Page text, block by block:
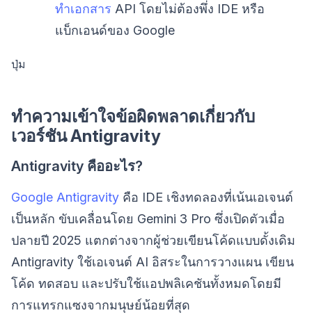
ทำเอกสาร API โดยไม่ต้องพึ่ง IDE หรือ
แบ็กเอนด์ของ Google
ปุ่ม
ทำความเข้าใจข้อผิดพลาดเกี่ยวกับ
เวอร์ชัน Antigravity
Antigravity คืออะไร?
Google Antigravity คือ IDE เชิงทดลองที่เน้นเอเจนต์
เป็นหลัก ขับเคลื่อนโดย Gemini 3 Pro ซึ่งเปิดตัวเมื่อ
ปลายปี 2025 แตกต่างจากผู้ช่วยเขียนโค้ดแบบดั้งเดิม
Antigravity ใช้เอเจนต์ AI อิสระในการวางแผน เขียน
โค้ด ทดสอบ และปรับใช้แอปพลิเคชันทั้งหมดโดยมี
การแทรกแซงจากมนุษย์น้อยที่สุด